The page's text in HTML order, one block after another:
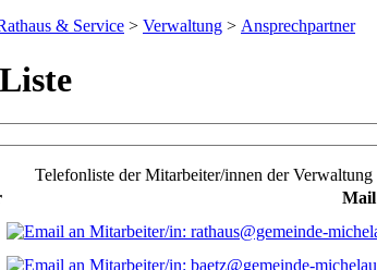
& Service > Verwaltung > Ansprechpartner
Telefonliste der Mitarbeiter/innen der Verwaltung
Mail